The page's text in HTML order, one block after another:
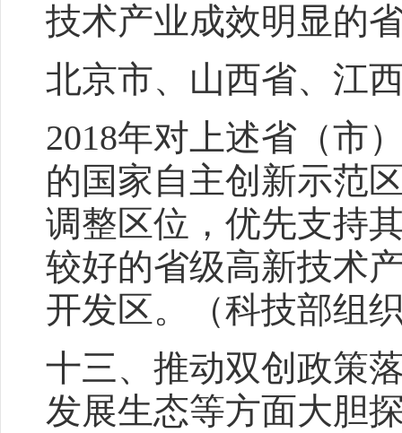
技术产业成效明显的
北京市、山西省、江
2018年对上述省（市
的国家自主创新示范
调整区位，优先支持
较好的省级高新技术
开发区。（科技部组
十三、推动双创政策
发展生态等方面大胆